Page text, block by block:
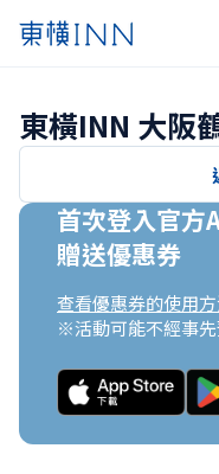
東橫INN 大阪
首次登入官方
贈送優惠券
查看優惠券的使用
※活動可能不經事先